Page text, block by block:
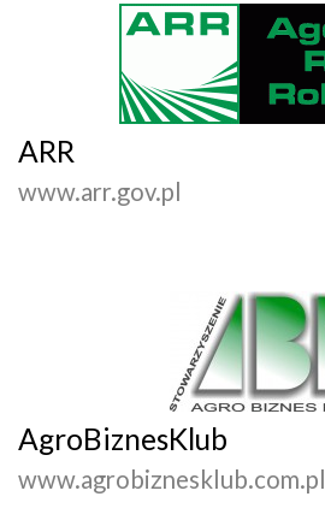
ARR
www.arr.gov.pl
AgroBiznesKlub
www.agrobiznesklub.com.pl